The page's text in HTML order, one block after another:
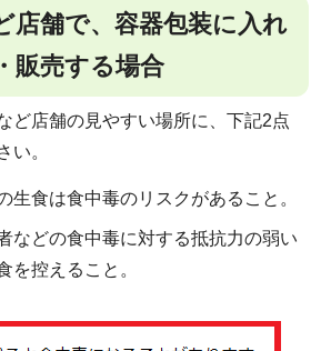
店舗で、容器包装に入れ
販売する場合
ど店舗の見やすい場所に、下記2点
い。
生食は食中毒のリスクがあること。
などの食中毒に対する抵抗力の弱い
を控えること。